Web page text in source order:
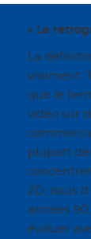
« Le
La
vraiment.
que le
vidéo sur
plupart
2D, issus
années
évoluer